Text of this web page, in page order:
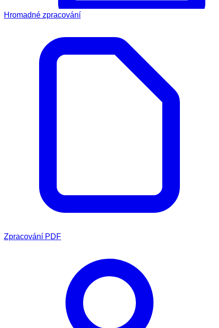
Hromadné zpracování
Zpracování PDF